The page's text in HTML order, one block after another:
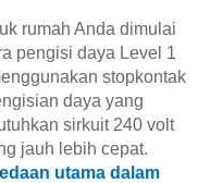
rumah Anda dimulai
pengisi daya Level 1
stopkontak
daya yang
sirkuit 240 volt
jauh lebih cepat.
utama dalam